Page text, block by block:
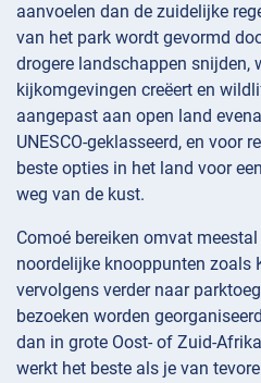
aanvoelen dan de zuidelijke
van het park wordt gevormd
drogere landschappen snijden,
kijkomgevingen creëert en
aangepast aan open land
UNESCO-geklasseerd, en voor
beste opties in het land voor
weg van de kust.
Comoé bereiken omvat
noordelijke knooppunten zoals
vervolgens verder naar
bezoeken worden
dan in grote Oost- of Zuid-
werkt het beste als je van